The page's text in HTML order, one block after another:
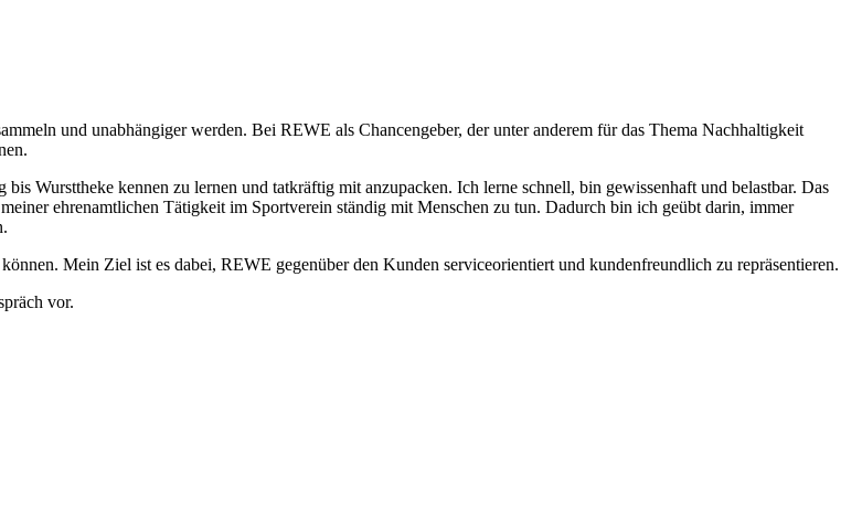
und unabhängiger werden. Bei REWE als Chancengeber, der unter anderem für das Thema Nachhaltigkeit
Wursttheke kennen zu lernen und tatkräftig mit anzupacken. Ich lerne schnell, bin gewissenhaft und belastbar. Das
ehrenamtlichen Tätigkeit im Sportverein ständig mit Menschen zu tun. Dadurch bin ich geübt darin, immer
Mein Ziel ist es dabei, REWE gegenüber den Kunden serviceorientiert und kundenfreundlich zu repräsentieren.
vor.